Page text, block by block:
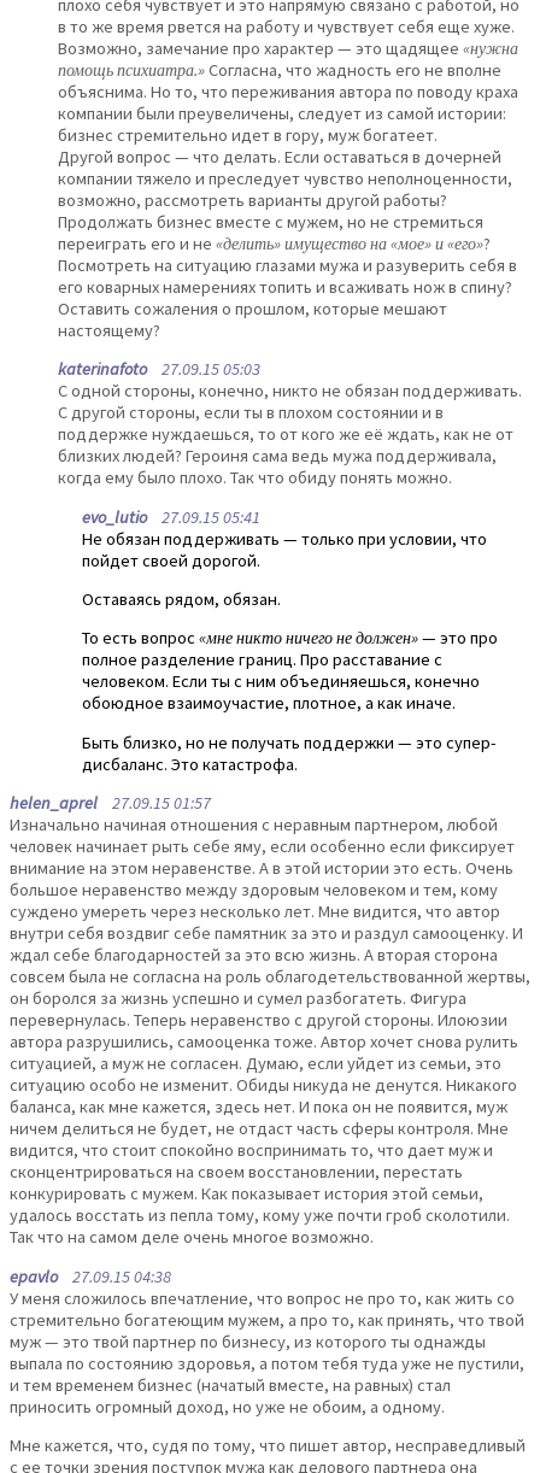
плохо себя чувствует и это напрямую связано с работой, но
в то же время рвется на работу и чувствует себя еще хуже.
Возможно, замечание про характер — это щадящее «нужна
помощь психиатра.»Согласна, что жадность его не вполне
объяснима. Но то, что переживания автора по поводу краха
компании были преувеличены, следует из самой истории:
бизнес стремительно идет в гору, муж богатеет.
Другой вопрос — что делать. Если оставаться в дочерней
компании тяжело и преследует чувство неполноценности,
возможно, рассмотреть варианты другой работы?
Продолжать бизнес вместе с мужем, но не стремиться
переиграть его и не «делить» имущество на «мое» и «его»?
Посмотреть на ситуацию глазами мужа и разуверить себя в
его коварных намерениях топить и всаживать нож в спину?
Оставить сожаления о прошлом, которые мешают
настоящему?
katerinafoto27.09.15 05:03
С одной стороны, конечно, никто не обязан поддерживать.
С другой стороны, если ты в плохом состоянии и в
поддержке нуждаешься, то от кого же её ждать, как не от
близких людей? Героиня сама ведь мужа поддерживала,
когда ему было плохо. Так что обиду понять можно.
evo_lutio27.09.15 05:41
Не обязан поддерживать — только при условии, что
пойдет своей дорогой.
Оставаясь рядом, обязан.
То есть вопрос «мне никто ничего не должен»— это про
полное разделение границ. Про расставание с
человеком. Если ты с ним объединяешься, конечно
обоюдное взаимоучастие, плотное, а как иначе.
Быть близко, но не получать поддержки — это супер-
дисбаланс. Это катастрофа.
helen_aprel 27.09.15 01:57
Изначально начиная отношения с неравным партнером, любой
человек начинает рыть себе яму, если особенно если фиксирует
внимание на этом неравенстве. А в этой истории это есть. Очень
большое неравенство между здоровым человеком и тем, кому
суждено умереть через несколько лет. Мне видится, что автор
внутри себя воздвиг себе памятник за это и раздул самооценку. И
ждал себе благодарностей за это всю жизнь. А вторая сторона
совсем была не согласна на роль облагодетельствованной жертвы,
он боролся за жизнь успешно и сумел разбогатеть. Фигура
перевернулась. Теперь неравенство с другой стороны. Илоюзии
автора разрушились, самооценка тоже. Автор хочет снова рулить
ситуацией, а муж не согласен. Думаю, если уйдет из семьи, это
ситуацию особо не изменит. Обиды никуда не денутся. Никакого
баланса, как мне кажется, здесь нет. И пока он не появится, муж
ничем делиться не будет, не отдаст часть сферы контроля. Мне
видится, что стоит спокойно воспринимать то, что дает муж и
сконцентрироваться на своем восстановлении, перестать
конкурировать с мужем. Как показывает история этой семьи,
удалось восстать из пепла тому, кому уже почти гроб сколотили.
Так что на самом деле очень многое возможно.
epavlo27.09.15 04:38
У меня сложилось впечатление, что вопрос не про то, как жить со
стремительно богатеющим мужем, а про то, как принять, что твой
муж — это твой партнер по бизнесу, из которого ты однажды
выпала по состоянию здоровья, а потом тебя туда уже не пустили,
и тем временем бизнес (начатый вместе, на равных) стал
приносить огромный доход, но уже не обоим, а одному.
Мне кажется, что, судя по тому, что пишет автор, несправедливый
с ее точки зрения поступок мужа как делового партнера она